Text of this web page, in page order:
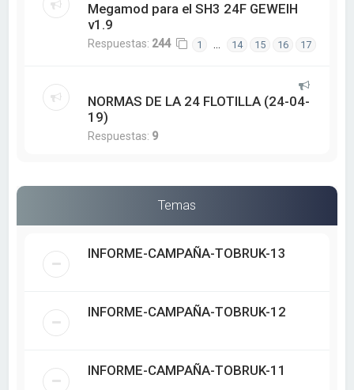
Megamod para el SH3 24F GEWEIH
v1.9
Respuestas: 244 1 … 14 15 16 17
NORMAS DE LA 24 FLOTILLA (24-04-
19)
Respuestas: 9
Temas
INFORME-CAMPAÑA-TOBRUK-13
INFORME-CAMPAÑA-TOBRUK-12
INFORME-CAMPAÑA-TOBRUK-11